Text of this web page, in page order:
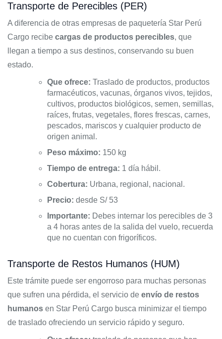
Transporte de Perecibles (PER)
A diferencia de otras empresas de paquetería Star Perú
Cargo recibe cargas de productos perecibles, que
llegan a tiempo a sus destinos, conservando su buen
estado.
Que ofrece: Traslado de productos, productos
farmacéuticos, vacunas, órganos vivos, tejidos,
cultivos, productos biológicos, semen, semillas,
raíces, frutas, vegetales, flores frescas, carnes,
pescados, mariscos y cualquier producto de
origen animal.
Peso máximo: 150 kg
Tiempo de entrega: 1 día hábil.
Cobertura: Urbana, regional, nacional.
Precio: desde S/ 53
Importante: Debes internar los perecibles de 3
a 4 horas antes de la salida del vuelo, recuerda
que no cuentan con frigoríficos.
Transporte de Restos Humanos (HUM)
Este trámite puede ser engorroso para muchas personas
que sufren una pérdida, el servicio de envío de restos
humanos en Star Perú Cargo busca minimizar el tiempo
de traslado ofreciendo un servicio rápido y seguro.